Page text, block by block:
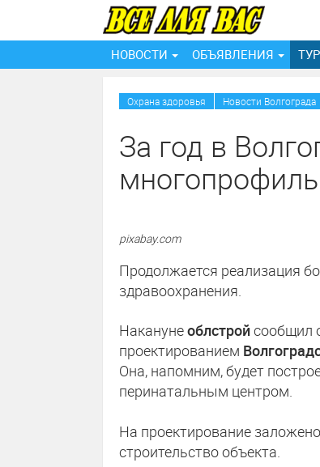
НОВОСТИ ОБЪЯВЛЕНИЯ
Охрана здоровья Новости Волгограда
За год в
pixabay.com
Продолжается реализация
здравоохранения.
Наканунеоблстройсообщил
проектированием
Она, напомним, будет
перинатальным центром.
На проектирование
строительство объекта.